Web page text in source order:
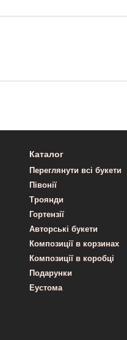
Каталог
Переглянути всі букети
Півонії
Троянди
Гортензії
Авторські букети
Композиції в корзинах
Композиції в коробці
Подарунки
Еустома